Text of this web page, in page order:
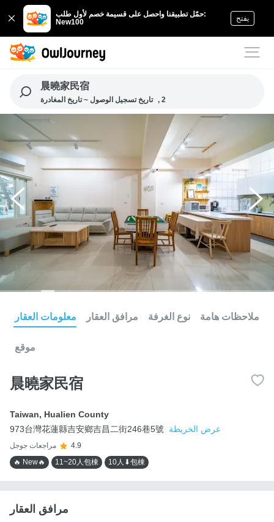
حمّل تطبيقنا واحصل على قسيمة خصم لأول طلب:
New100
يفتح
晨曉家民宿
تاريخ تسجيل الوصول ~ تاريخ المغادرة , 2
معلومات العقار مرافق العقار نوع الغرفة ملاحظات هامة
موقع
晨曉家民宿
Taiwan, Hualien County
973台灣花蓮縣吉安鄉吉昌二街246巷5號
عرض الخريطة
مراجعات جوجل
4.9
🔥 New🔥
11~20人包棟 10人⬇包棟
مرافق العقار